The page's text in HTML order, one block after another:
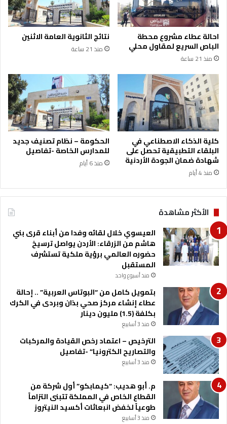
ل
م
ن
ح
ل
ة
و
ت
س
ج
ي
ل
ه
ا
ل
ص
ن
د
و
ق
د
ع
م
ا
ل
م
ع
ا
ت
ق
ر
ش
ل
ل
غ
ر
ا
م
احالة عطاء مشروع محطة
الباص السريع لمقاول محلي
منذ 21 ساعة
نتائج الثانوية العامة الاثنين
منذ 21 ساعة
كلية الذكاء الاصطناعي في
البلقاء التطبيقية تحصل على
شهادة ضمان الجودة الأردنية
منذ 4 أيام
الحكومة – نظام تصنيف جديد
للمدارس الخاصة -تفاصيل
منذ 6 أيام
الأكثر مشاهدة
العيسوي خلال لقائه وفدا من أبناء قرى بني
هاشم من الزرقاء: الأردن يواصل ترسيخ
حضوره العالمي برؤية ملكية تستشرف
المستقبل
منذ أسبوع واحد
بتمويل كامل من “البوتاس العربية” .. إحالة
عطاء إنشاء مركز صحي بذان وبردى في الكرك
بكلفة (1.5) مليون دينار
منذ 3 أسابيع
الترخيص – اعتماد رخص القيادة والمركبات
والتصاريح الكترونيا” -تفاصيل
منذ 3 أسابيع
م. أبو هديب: “كيمابكو” أول شركة من
القطاع الخاص في المملكة تتبنى التزاماً
طوعياً لخفض انبعاثات أكسيد النيتروز
منذ 3 أسابيع